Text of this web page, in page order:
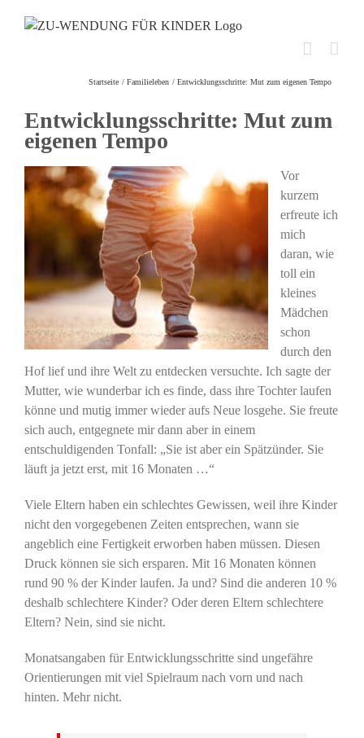
Startseite Familieleben Entwicklungsschritte: Mut zum eigenen Tempo
Entwicklungsschritte: Mut zum
eigenen Tempo
Vor
kurzem
erfreute ich
mich
daran, wie
toll ein
kleines
Mädchen
schon
durch den
Hof lief und ihre Welt zu entdecken versuchte. Ich sagte der
Mutter, wie wunderbar ich es finde, dass ihre Tochter laufen
könne und mutig immer wieder aufs Neue losgehe. Sie freute
sich auch, entgegnete mir dann aber in einem
entschuldigenden Tonfall: „Sie ist aber ein Spätzünder. Sie
läuft ja jetzt erst, mit 16 Monaten …“
Viele Eltern haben ein schlechtes Gewissen, weil ihre Kinder
nicht den vorgegebenen Zeiten entsprechen, wann sie
angeblich eine Fertigkeit erworben haben müssen. Diesen
Druck können sie sich ersparen. Mit 16 Monaten können
rund 90 % der Kinder laufen. Ja und? Sind die anderen 10 %
deshalb schlechtere Kinder? Oder deren Eltern schlechtere
Eltern? Nein, sind sie nicht.
Monatsangaben für Entwicklungsschritte sind ungefähre
Orientierungen mit viel Spielraum nach vorn und nach
hinten. Mehr nicht.